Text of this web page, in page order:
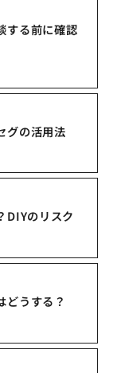
する前に確認
グの活用法
DIYのリスク
どうする？